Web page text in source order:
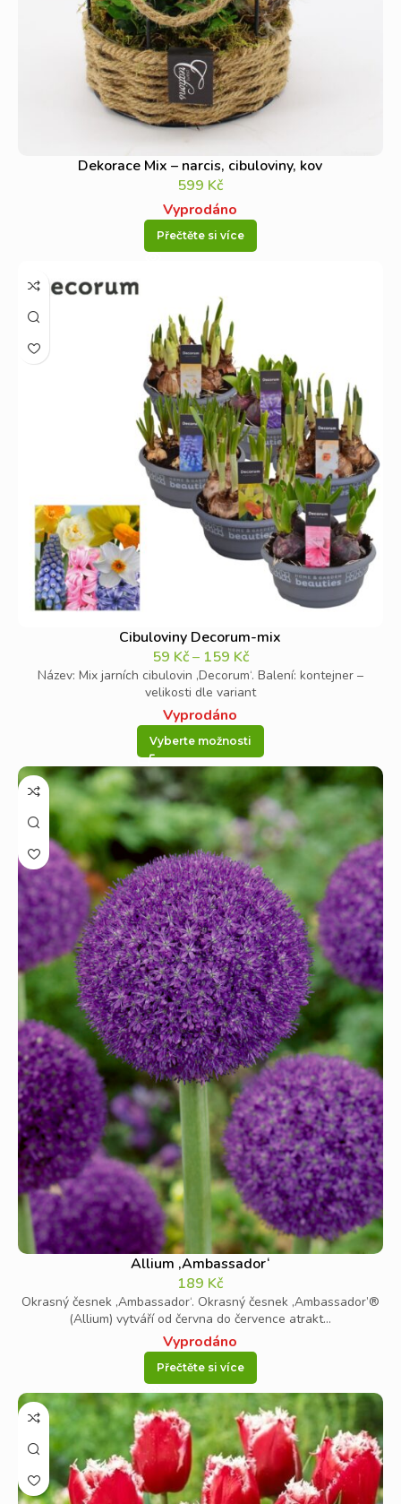
Dekorace Mix – narcis, cibuloviny, kov
599 Kč
Vyprodáno
Přečtěte si více
Cibuloviny Decorum-mix
59 Kč– 159 Kč
Název: Mix jarních cibulovin ‚Decorum‘. Balení: kontejner –
velikosti dle variant
Vyprodáno
Vyberte možnosti
Allium ‚Ambassador‘
189 Kč
Okrasný česnek ‚Ambassador‘. Okrasný česnek ‚Ambassador’®
(Allium) vytváří od června do července atrakt...
Vyprodáno
Přečtěte si více